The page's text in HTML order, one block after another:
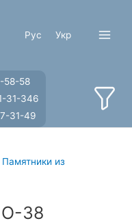
Рус Укр
58-58
31-346
31-49
Памятники из
О-38